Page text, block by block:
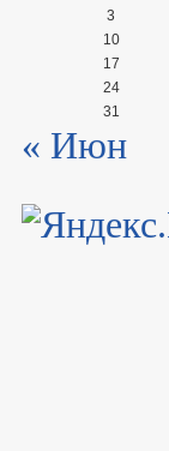
3
10
17
24
31
« Июн